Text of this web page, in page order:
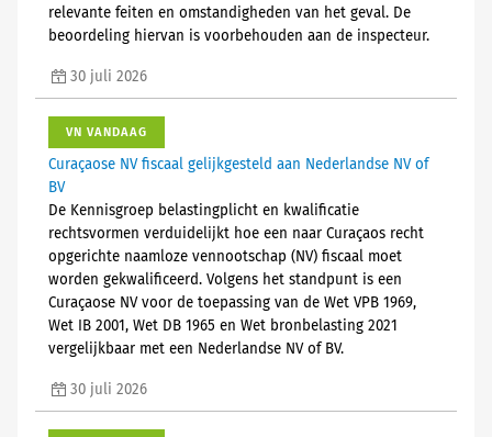
relevante feiten en omstandigheden van het geval. De
beoordeling hiervan is voorbehouden aan de inspecteur.
30 juli 2026
VN VANDAAG
Curaçaose NV fiscaal gelijkgesteld aan Nederlandse NV of
BV
De Kennisgroep belastingplicht en kwalificatie
rechtsvormen verduidelijkt hoe een naar Curaçaos recht
opgerichte naamloze vennootschap (NV) fiscaal moet
worden gekwalificeerd. Volgens het standpunt is een
Curaçaose NV voor de toepassing van de Wet VPB 1969,
Wet IB 2001, Wet DB 1965 en Wet bronbelasting 2021
vergelijkbaar met een Nederlandse NV of BV.
30 juli 2026